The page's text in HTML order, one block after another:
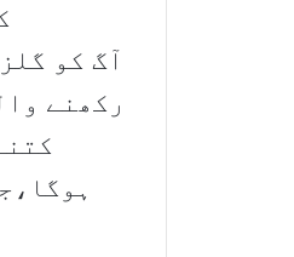
آگ کو
رکھنے